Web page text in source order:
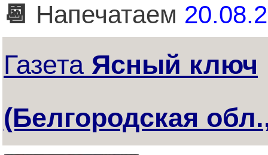
📆 Напечатаем
Газета Ясный ключ
(Белгородская